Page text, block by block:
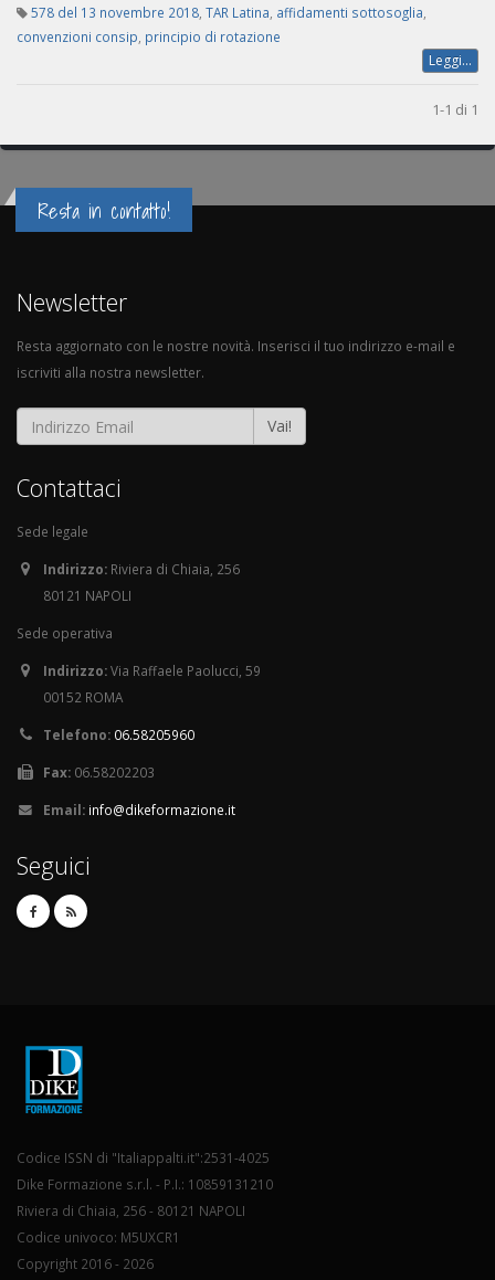
578 del 13 novembre 2018 TAR Latina affidamenti sottosoglia
convenzioni consip principio di rotazione
Leggi...
1-1 di 1
Resta in contatto!
Newsletter
Resta aggiornato con le nostre novità. Inserisci il tuo indirizzo e-mail e
iscriviti alla nostra newsletter.
Vai!
Contattaci
Sede legale
Indirizzo: Riviera di Chiaia, 256
80121 NAPOLI
Sede operativa
Indirizzo:Via Raffaele Paolucci, 59
00152 ROMA
Telefono: 06.58205960
Fax: 06.58202203
Email: info@dikeformazione.it
Seguici
Codice ISSN di "Italiappalti.it":2531-4025
Dike Formazione s.r.l. - P.I.: 10859131210
Riviera di Chiaia, 256 - 80121 NAPOLI
Codice univoco: M5UXCR1
Copyright 2016 - 2026